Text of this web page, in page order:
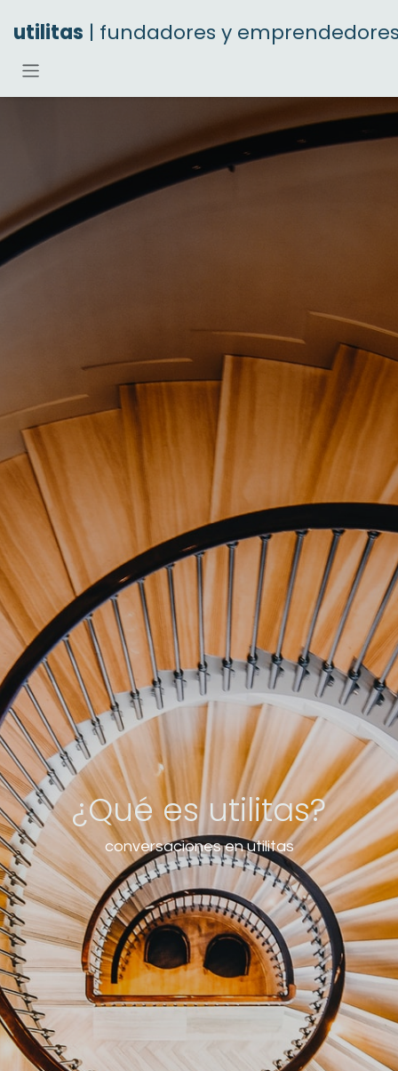
utilitas | fundadores y
¿Qué es utilitas?
conversaciones en utilitas